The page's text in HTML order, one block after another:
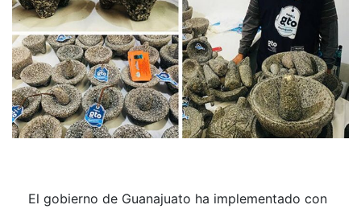
El gobierno de Guanajuato ha implementado con